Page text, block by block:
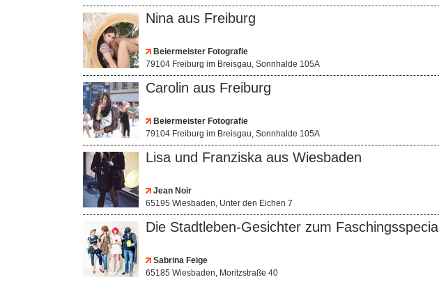
Nina aus Freiburg
Beiermeister Fotografie
79104 Freiburg im Breisgau, Sonnhalde 105A
Carolin aus Freiburg
Beiermeister Fotografie
79104 Freiburg im Breisgau, Sonnhalde 105A
Lisa und Franziska aus Wiesbaden
Jean Noir
65195 Wiesbaden, Unter den Eichen 7
Die Stadtleben-Gesichter zum Faschingsspecial
Sabrina Feige
65185 Wiesbaden, Moritzstraße 40